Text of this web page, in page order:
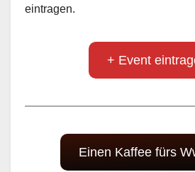
eintragen.
+ Event
Einen Kaffee fürs